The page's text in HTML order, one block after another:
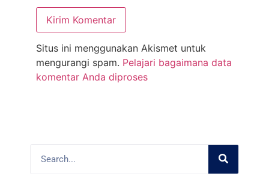
Situs ini menggunakan Akismet untuk
mengurangi spam. Pelajari bagaimana data
komentar Anda diproses